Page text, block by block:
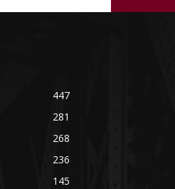
447
281
268
236
145